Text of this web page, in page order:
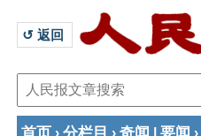
↺ 返回
› › ›